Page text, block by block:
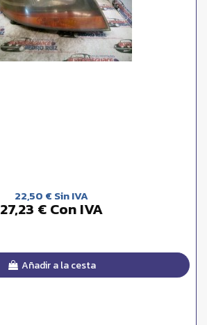
22,50 € Sin IVA
27,23 € Con IVA
Añadir a la cesta